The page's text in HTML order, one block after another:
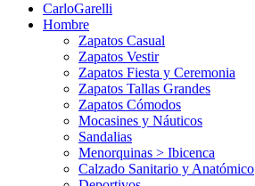
CarloGarelli
Hombre
Zapatos Casual
Zapatos Vestir
Zapatos Fiesta y Ceremonia
Zapatos Tallas Grandes
Zapatos Cómodos
Mocasines y Náuticos
Sandalias
Menorquinas > Ibicenca
Calzado Sanitario y Anatómico